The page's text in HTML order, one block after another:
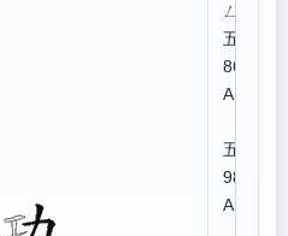
ㄥ
五笔
86:
ALN
五笔
98:
AET